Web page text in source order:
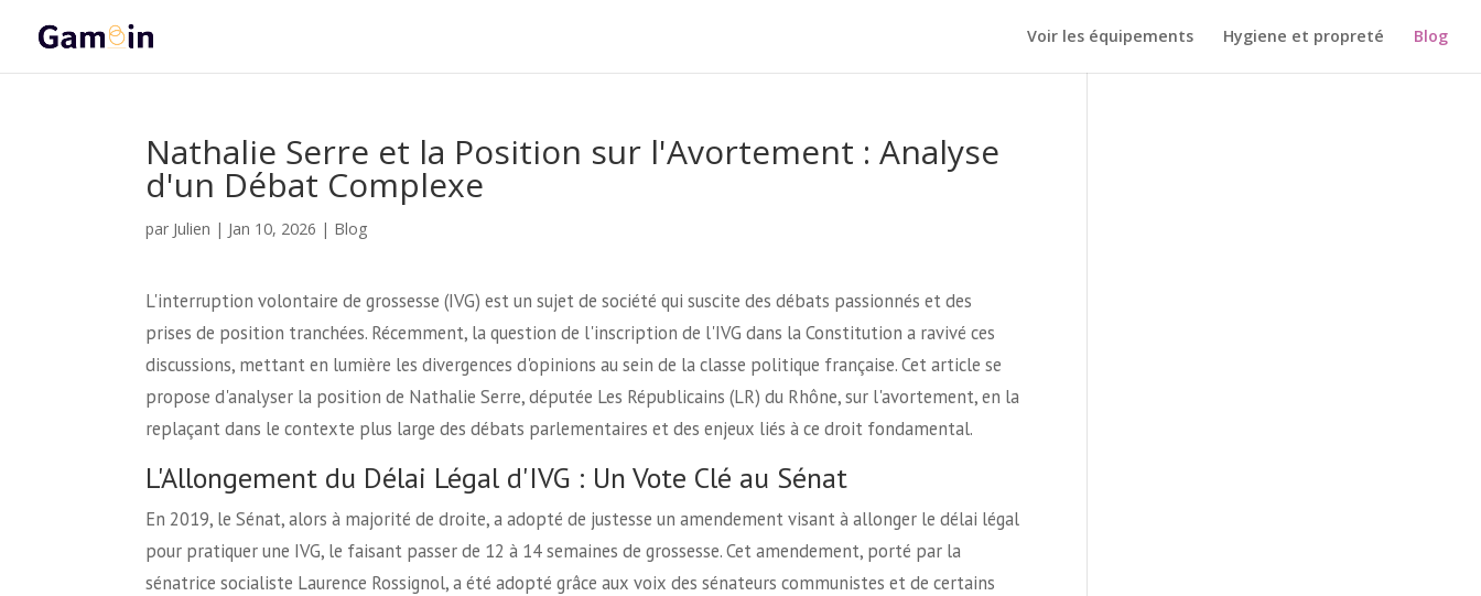
Voir les équipements Hygiene et propreté Blog
Nathalie Serre et la Position sur l'Avortement : Analyse
d'un Débat Complexe
par Julien | Jan 10, 2026 | Blog
L'interruption volontaire de grossesse (IVG) est un sujet de société qui suscite des débats passionnés et des
prises de position tranchées. Récemment, la question de l'inscription de l'IVG dans la Constitution a ravivé ces
discussions, mettant en lumière les divergences d'opinions au sein de la classe politique française. Cet article se
propose d'analyser la position de Nathalie Serre, députée Les Républicains (LR) du Rhône, sur l'avortement, en la
replaçant dans le contexte plus large des débats parlementaires et des enjeux liés à ce droit fondamental.
L'Allongement du Délai Légal d'IVG : Un Vote Clé au Sénat
En 2019, le Sénat, alors à majorité de droite, a adopté de justesse un amendement visant à allonger le délai légal
pour pratiquer une IVG, le faisant passer de 12 à 14 semaines de grossesse. Cet amendement, porté par la
sénatrice socialiste Laurence Rossignol, a été adopté grâce aux voix des sénateurs communistes et de certains